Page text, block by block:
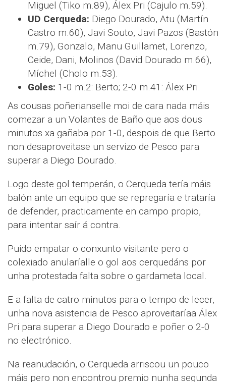
Miguel (Tiko m.89), Álex Pri (Cajulo m.59).
UD Cerqueda: Diego Dourado, Atu (Martín
Castro m.60), Javi Souto, Javi Pazos (Bastón
m.79), Gonzalo, Manu Guillamet, Lorenzo,
Ceide, Dani, Molinos (David Dourado m.66),
Míchel (Cholo m.53).
Goles: 1-0 m.2: Berto; 2-0 m.41: Álex Pri.
As cousas poñerianselle moi de cara nada máis
comezar a un Volantes de Baño que aos dous
minutos xa gañaba por 1-0, despois de que Berto
non desaproveitase un servizo de Pesco para
superar a Diego Dourado.
Logo deste gol temperán, o Cerqueda tería máis
balón ante un equipo que se repregaría e trataría
de defender, practicamente en campo propio,
para intentar saír á contra.
Puido empatar o conxunto visitante pero o
colexiado anularíalle o gol aos cerquedáns por
unha protestada falta sobre o gardameta local.
E a falta de catro minutos para o tempo de lecer,
unha nova asistencia de Pesco aproveitaríaa Álex
Pri para superar a Diego Dourado e poñer o 2-0
no electrónico.
Na reanudación, o Cerqueda arriscou un pouco
máis pero non encontrou premio nunha segunda